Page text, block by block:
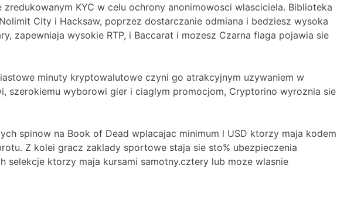
KYC w celu ochrony anonimowosci wlasciciela. Biblioteka
City i Hacksaw, poprzez dostarczanie odmiana i bedziesz wysoka
zapewniaja wysokie RTP, i Baccarat i mozesz Czarna flaga pojawia sie
minuty kryptowalutowe czyni go atrakcyjnym uzywaniem w
szerokiemu wyborowi gier i ciaglym promocjom, Cryptorino wyroznia sie
spinow na Book of Dead wplacajac minimum l USD ktorzy maja kodem
Z kolei gracz zaklady sportowe staja sie sto% ubezpieczenia
ktorzy maja kursami samotny.cztery lub moze wlasnie